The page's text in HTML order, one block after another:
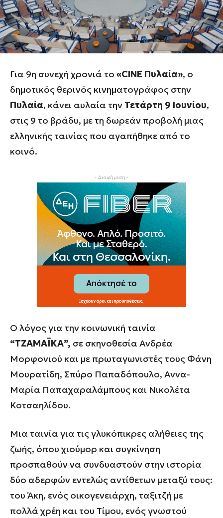
Για 9η συνεχή χρονιά το «CINE Πυλαία», ο
δημοτικός θερινός κινηματογράφος στην
Πυλαία, κάνει αυλαία την Τετάρτη 9 Ιουνίου,
στις 9 το βράδυ, με τη δωρεάν προβολή μιας
ελληνικής ταινίας που αγαπήθηκε από το
κοινό.
- Διαφήμιση -
Ο λόγος για την κοινωνική ταινία
“ΤΖΑΜΑΪΚΑ”, σε σκηνοθεσία Ανδρέα
Μορφονιού και με πρωταγωνιστές τους Φάνη
Μουρατίδη, Σπύρο Παπαδόπουλο, Αννα-
Μαρία Παπαχαραλάμπους και Νικολέτα
Κοτσαηλίδου.
Μια ταινία για τις γλυκόπικρες αλήθειες της
ζωής, όπου χιούμορ και συγκίνηση
προσπαθούν να συνδυαστούν στην ιστορία
δύο αδερφών εντελώς αντίθετων μεταξύ τους:
του Άκη, ενός οικογενειάρχη, ταξιτζή με
πολλά χρέη και του Τίμου, ενός γνωστού